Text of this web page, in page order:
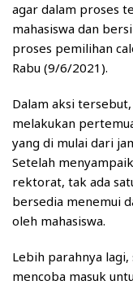
agar dalam proses
mahasiswa dan
proses pemilihan
Rabu (9/6/2021).
Dalam aksi
melakukan
yang di mulai dari
Setelah
rektorat, tak ada
bersedia menemui
oleh mahasiswa.
Lebih parahnya
mencoba masuk